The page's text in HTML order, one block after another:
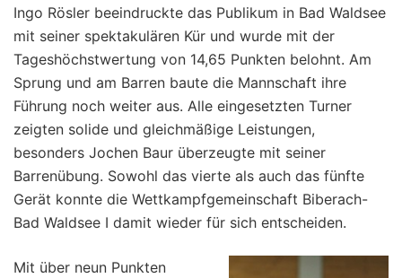
Ingo Rösler beeindruckte das Publikum in Bad Waldsee
mit seiner spektakulären Kür und wurde mit der
Tageshöchstwertung von 14,65 Punkten belohnt. Am
Sprung und am Barren baute die Mannschaft ihre
Führung noch weiter aus. Alle eingesetzten Turner
zeigten solide und gleichmäßige Leistungen,
besonders Jochen Baur überzeugte mit seiner
Barrenübung. Sowohl das vierte als auch das fünfte
Gerät konnte die Wettkampfgemeinschaft Biberach-
Bad Waldsee I damit wieder für sich entscheiden.
Mit über neun Punkten